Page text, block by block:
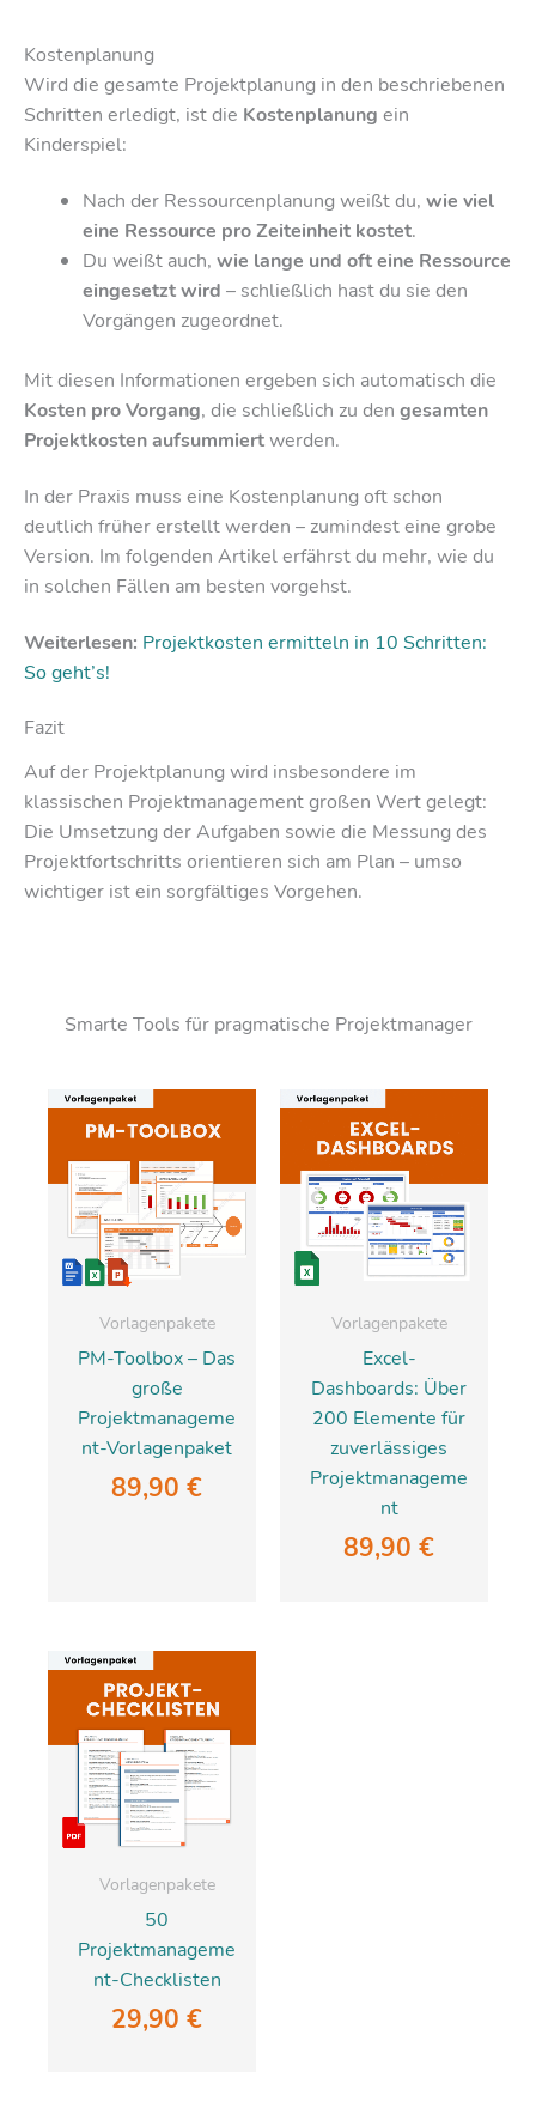
Kostenplanung
Wird die gesamte Projektplanung in den beschriebenen
Schritten erledigt, ist die Kostenplanung ein
Kinderspiel:
Nach der Ressourcenplanung weißt du,wie viel
eine Ressource pro Zeiteinheit kostet.
Du weißt auch,wie lange und oft eine Ressource
eingesetzt wird – schließlich hast du sie den
Vorgängen zugeordnet.
Mit diesen Informationen ergeben sich automatisch die
Kosten pro Vorgang, die schließlich zu den gesamten
Projektkosten aufsummiertwerden.
In der Praxis muss eine Kostenplanung oft schon
deutlich früher erstellt werden – zumindest eine grobe
Version. Im folgenden Artikel erfährst du mehr, wie du
in solchen Fällen am besten vorgehst.
Weiterlesen: Projektkosten ermitteln in 10 Schritten:
So geht’s!
Fazit
Auf der Projektplanung wird insbesondere im
klassischen Projektmanagement großen Wert gelegt:
Die Umsetzung der Aufgaben sowie die Messung des
Projektfortschritts orientieren sich am Plan – umso
wichtiger ist ein sorgfältiges Vorgehen.
Smarte Tools für pragmatische Projektmanager
Vorlagenpakete
PM-Toolbox – Das
große
Projektmanageme
nt-Vorlagenpaket
89,90€
Vorlagenpakete
Excel-
Dashboards: Über
200 Elemente für
zuverlässiges
Projektmanageme
nt
89,90€
Vorlagenpakete
50
Projektmanageme
nt-Checklisten
29,90€